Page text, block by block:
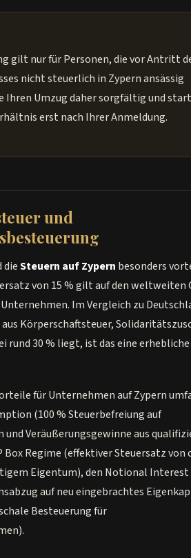
gilt nur für Personen, die vor Antritt
nicht steuerlich in Zypern ansässig
Ihren Umzug daher sorgfältig und
erst nach Ihrer Anmeldung.
und
dieSteuern auf Zypern besonders
von 15 % gilt auf den weltweiten
Im Vergleich zu
Körperschaftsteuer,
rund 30 % liegt, ist das eine erhebliche
für Unternehmen auf Zypern
(100 % Steuerbefreiung auf
und Veräußerungsgewinne aus
Regime (effektiver Steuersatz von
Eigentum), den Notional Interest
auf neu eingebrachtes
Besteuerung für